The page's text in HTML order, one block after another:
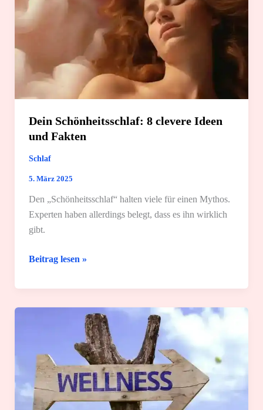
Dein Schönheitsschlaf: 8 clevere Ideen
und Fakten
Schlaf
5. März 2025
Den „Schönheitsschlaf“ halten viele für einen Mythos.
Experten haben allerdings belegt, dass es ihn wirklich
gibt.
Dein
8
Beitrag lesen »